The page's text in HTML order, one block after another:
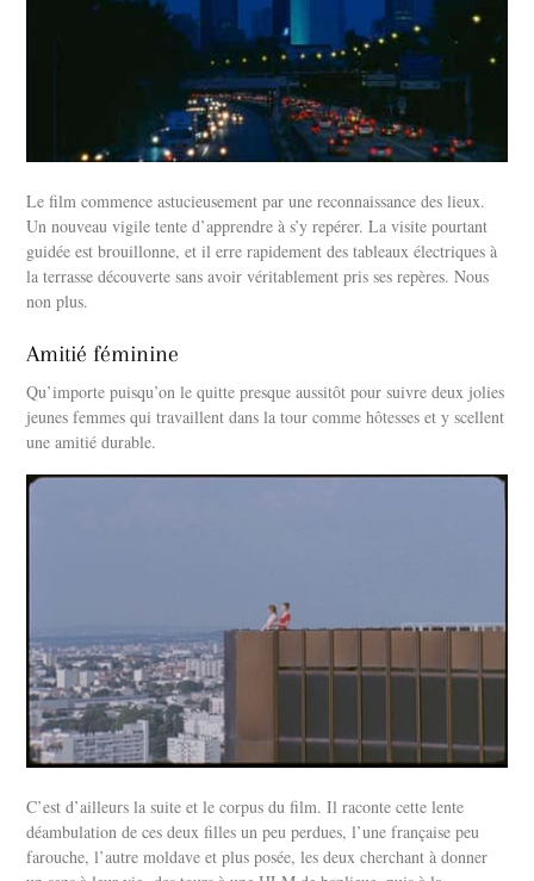
Le film commence astucieusement par une reconnaissance des lieux.
Un nouveau vigile tente d’apprendre à s’y repérer. La visite pourtant
guidée est brouillonne, et il erre rapidement des tableaux électriques à
la terrasse découverte sans avoir véritablement pris ses repères. Nous
non plus.
Amitié féminine
Qu’importe puisqu’on le quitte presque aussitôt pour suivre deux jolies
jeunes femmes qui travaillent dans la tour comme hôtesses et y scellent
une amitié durable.
C’est d’ailleurs la suite et le corpus du film. Il raconte cette lente
déambulation de ces deux filles un peu perdues, l’une française peu
farouche, l’autre moldave et plus posée, les deux cherchant à donner